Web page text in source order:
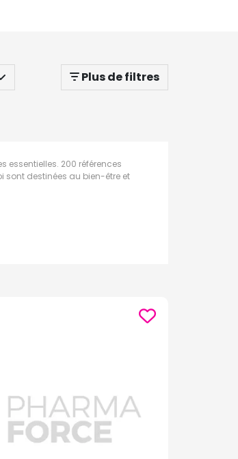
Plus de filtres
essentielles. 200 références
sont destinées au bien-être et